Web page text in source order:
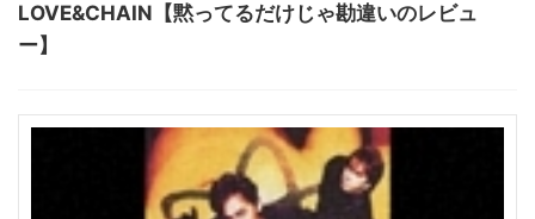
LOVE&CHAIN【黙ってるだけじゃ勘違いのレビュ
ー】